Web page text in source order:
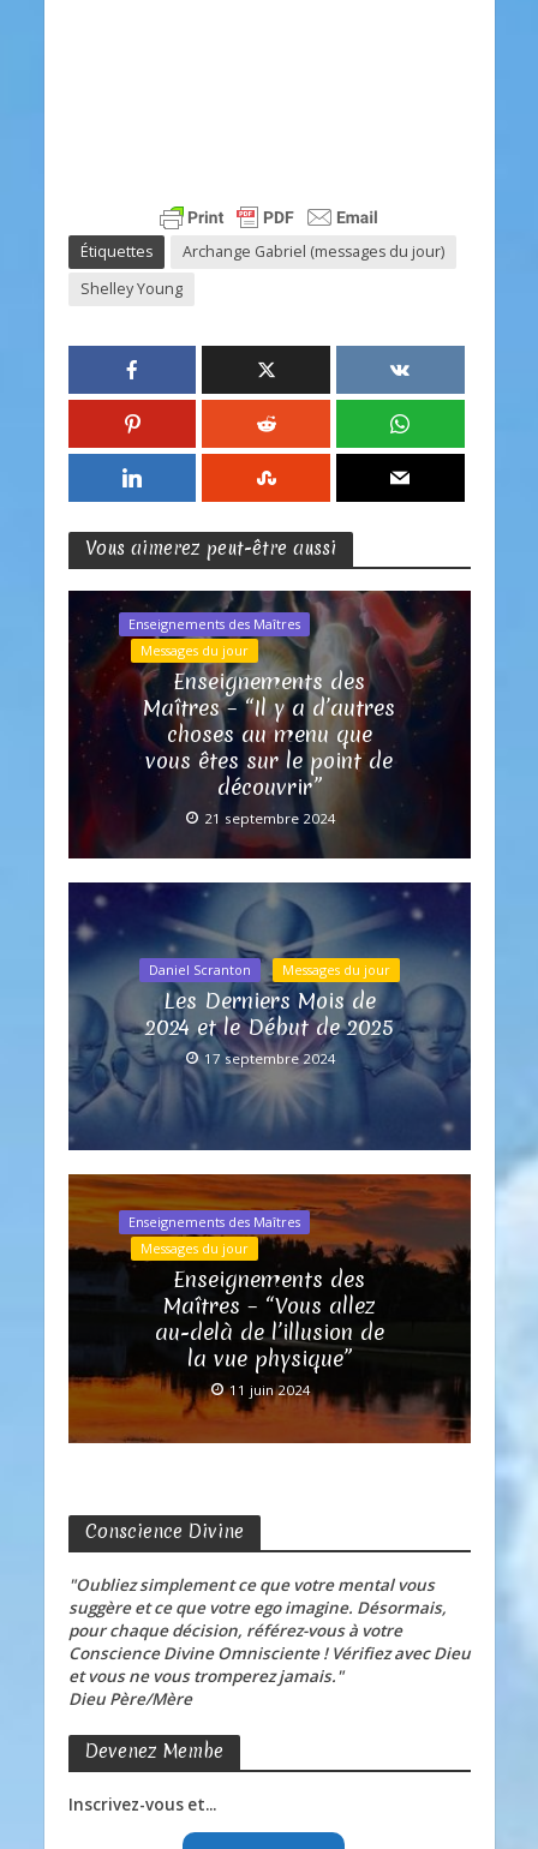
Étiquettes
Archange Gabriel (messages du jour)
Shelley Young
Vous aimerez peut-être aussi
Enseignements des Maîtres
Messages du jour
Enseignements des
Maîtres – “Il y a d’autres
choses au menu que
vous êtes sur le point de
découvrir”
21 septembre 2024
Daniel Scranton Messages du jour
Les Derniers Mois de
2024 et le Début de 2025
17 septembre 2024
Enseignements des Maîtres
Messages du jour
Enseignements des
Maîtres – “Vous allez
au-delà de l’illusion de
la vue physique”
11 juin 2024
Conscience Divine
"Oubliez simplement ce que votre mental vous
suggère et ce que votre ego imagine. Désormais,
pour chaque décision, référez-vous à votre
Conscience Divine Omnisciente ! Vérifiez avec Dieu
et vous ne vous tromperez jamais."
Dieu Père/Mère
Devenez Membe
Inscrivez-vous et...